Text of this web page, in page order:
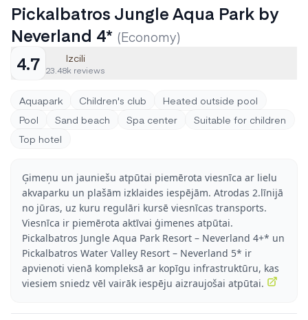
Pickalbatros Jungle Aqua Park by
Neverland 4* (Economy)
4.7 Izcili
23.48k reviews
Aquapark Children's club
Heated outside pool
Pool
Sand beach Spa center
Suitable for children
Top hotel
Ģimeņu un jauniešu atpūtai piemērota viesnīca ar lielu
akvaparku un plašām izklaides iespējām. Atrodas 2.līnijā
no jūras, uz kuru regulāri kursē viesnīcas transports.
Viesnīca ir piemērota aktīvai ģimenes atpūtai.
Pickalbatros Jungle Aqua Park Resort – Neverland 4+* un
Pickalbatros Water Valley Resort – Neverland 5* ir
apvienoti vienā kompleksā ar kopīgu infrastruktūru, kas
viesiem sniedz vēl vairāk iespēju aizraujošai atpūtai.